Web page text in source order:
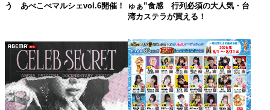
う あべこべマルシェvol.6開催！
ゅぁ”食感 行列必須の大人気・台
湾カステラが買える！